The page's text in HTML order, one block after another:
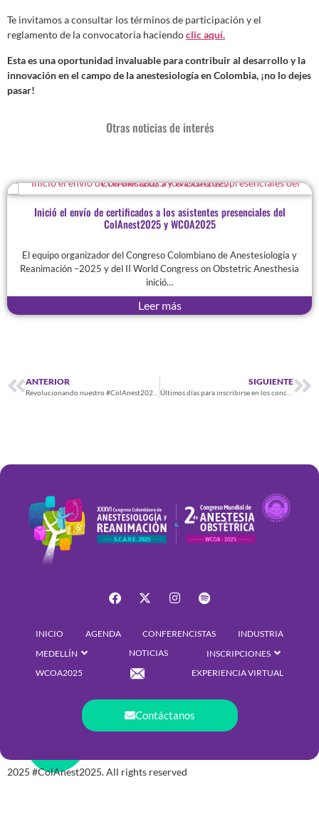
Te invitamos a consultar los términos de participación y el
reglamento de la convocatoria haciendoclic aquí.
Esta es una oportunidad invaluable para contribuir al desarrollo y la
innovación en el campo de la anestesiología en Colombia, ¡no lo dejes
pasar!
Otras noticias de interés
Inició el envío de certificados a los asistentes presenciales del
ColAnest2025 y WCOA2025
El equipo organizador del Congreso Colombiano de Anestesiología y
Reanimación –2025 y del II World Congress on Obstetric Anesthesia
inició…
Leer más
ANTERIOR SIGUIENTE
Últimos días para inscribirse en los concursos de investigación del #ColAnest2025
INICIO AGENDA CONFERENCISTAS INDUSTRIA
MEDELLÍN NOTICIAS INSCRIPCIONES
WCOA2025 EXPERIENCIA VIRTUAL
Contáctanos
2025 #ColAnest2025. All rights reserved